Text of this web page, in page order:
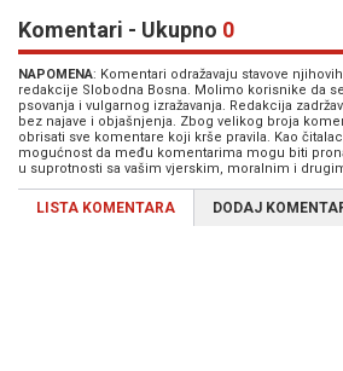
Komentari - Ukupno 0
NAPOMENA: Komentari odražavaju stavove
redakcije Slobodna Bosna. Molimo korisnike da
psovanja i vulgarnog izražavanja. Redakcija
bez najave i objašnjenja. Zbog velikog broja
obrisati sve komentare koji krše pravila. Kao
mogućnost da među komentarima mogu biti
u suprotnosti sa vašim vjerskim, moralnim i
LISTA KOMENTARA DODAJ